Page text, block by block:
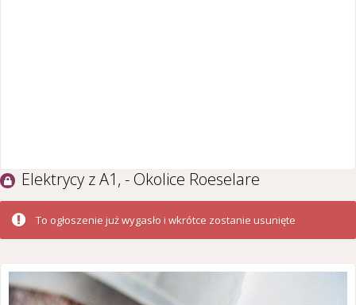
Elektrycy z A1, - Okolice Roeselare
To ogłoszenie już wygasło i wkrótce zostanie usunięte